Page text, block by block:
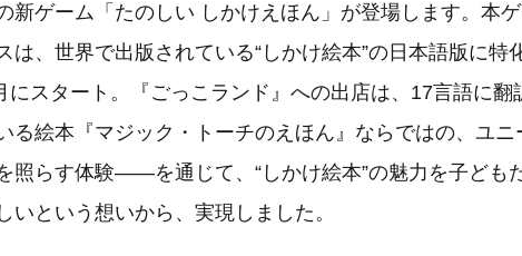
新ゲーム「たのしい しかけえほん」が登場します。本
は、世界で出版されている“しかけ絵本”の日本語版に特
にスタート。『ごっこランド』への出店は、17言語に翻
る絵本『マジック・トーチのえほん』ならではの、ユ
照らす体験――を通じて、“しかけ絵本”の魅力を子ども
いという想いから、実現しました。